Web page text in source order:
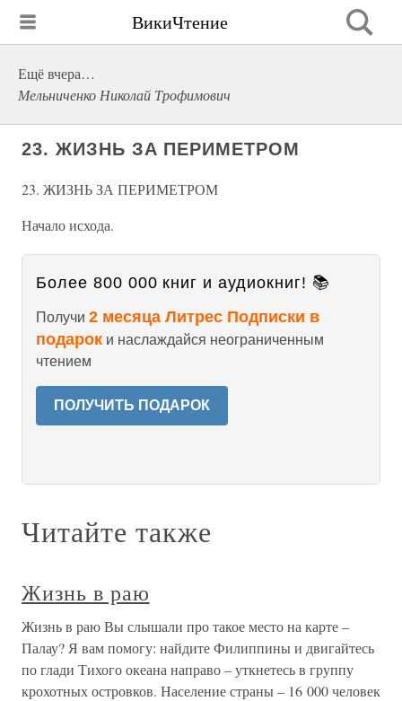
ВикиЧтение
Ещё вчера…
Мельниченко Николай Трофимович
23. ЖИЗНЬ ЗА ПЕРИМЕТРОМ
23. ЖИЗНЬ ЗА ПЕРИМЕТРОМ
Начало исхода.
Более 800 000 книг и аудиокниг! 📚
Получи 2 месяца Литрес Подписки в
подарок и наслаждайся неограниченным
чтением
ПОЛУЧИТЬ ПОДАРОК
Читайте также
Жизнь в раю
Жизнь в раю Вы слышали про такое место на карте –
Палау? Я вам помогу: найдите Филиппины и двигайтесь
по глади Тихого океана направо – уткнетесь в группу
крохотных островков. Население страны – 16 000 человек